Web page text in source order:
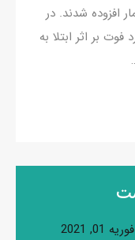
آمار افزوده شدند. در
بر اثر ابتلا به
فوریه 01, 2021